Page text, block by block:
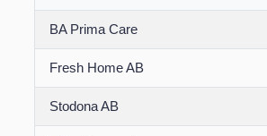
BA Prima Care
Fresh Home AB
Stodona AB